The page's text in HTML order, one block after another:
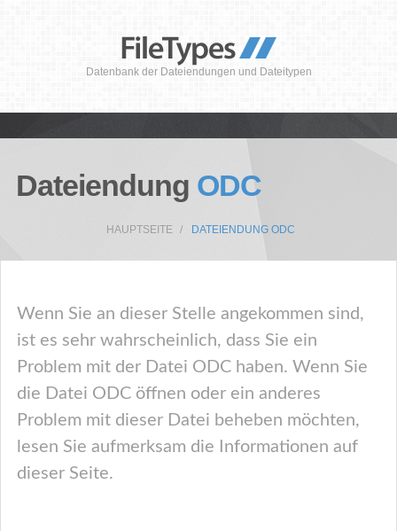
Datenbank der Dateiendungen und Dateitypen
Dateiendung ODC
HAUPTSEITE DATEIENDUNG ODC
Wenn Sie an dieser Stelle angekommen sind,
ist es sehr wahrscheinlich, dass Sie ein
Problem mit der Datei ODC haben. Wenn Sie
die Datei ODC öffnen oder ein anderes
Problem mit dieser Datei beheben möchten,
lesen Sie aufmerksam die Informationen auf
dieser Seite.